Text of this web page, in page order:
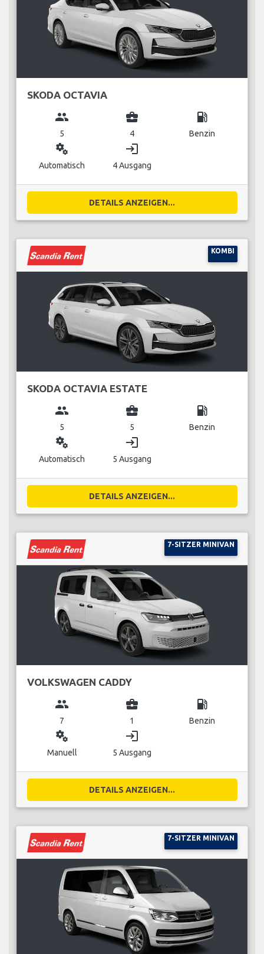
SKODA OCTAVIA
group
5
business_center
4
local_gas_station
Benzin
miscellaneous_services
Automatisch
login
4 Ausgang
DETAILS ANZEIGEN...
KOMBI
SKODA OCTAVIA ESTATE
group
5
business_center
5
local_gas_station
Benzin
miscellaneous_services
Automatisch
login
5 Ausgang
DETAILS ANZEIGEN...
7-SITZER MINIVAN
VOLKSWAGEN CADDY
group
7
business_center
1
local_gas_station
Benzin
miscellaneous_services
Manuell
login
5 Ausgang
DETAILS ANZEIGEN...
7-SITZER MINIVAN